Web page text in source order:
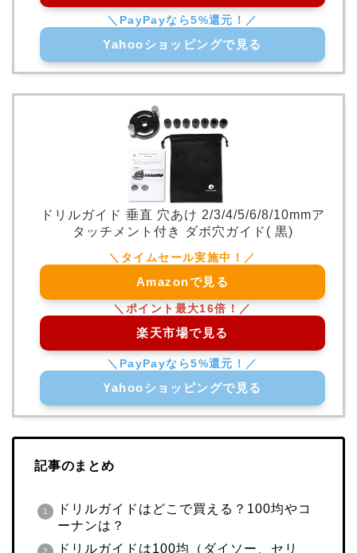
Yahooショッピングで見る
ドリルガイド 垂直 穴あけ 2/3/4/5/6/8/10mmア
タッチメント付き ダボ穴ガイド( 黒)
Amazonで見る
楽天市場で見る
Yahooショッピングで見る
記事のまとめ
ドリルガイドはどこで買える？100均やコ
ーナンは？
ドリルガイドは100均（ダイソー、セリ